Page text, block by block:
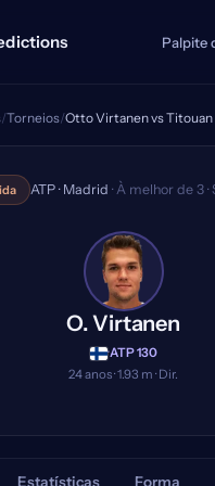
Palpite
vs
/Torneios/Otto Virtanen vs
ATP · Madrid · À melhor de 3 ·
O. Virtanen
·ATP 130
24 anos · 1.93 m · Dir.
Estatísticas Forma